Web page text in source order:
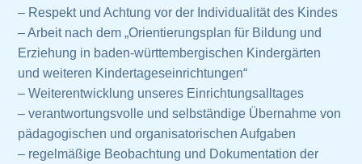
– Respekt und Achtung vor der Individualität des Kindes
– Arbeit nach dem „Orientierungsplan für Bildung und
Erziehung in baden-württembergischen Kindergärten
und weiteren Kindertageseinrichtungen“
– Weiterentwicklung unseres Einrichtungsalltages
– verantwortungsvolle und selbständige Übernahme von
pädagogischen und organisatorischen Aufgaben
– regelmäßige Beobachtung und Dokumentation der